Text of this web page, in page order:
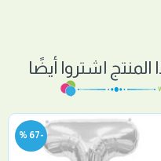
المنتج اشتروا أيضًا
-67 %